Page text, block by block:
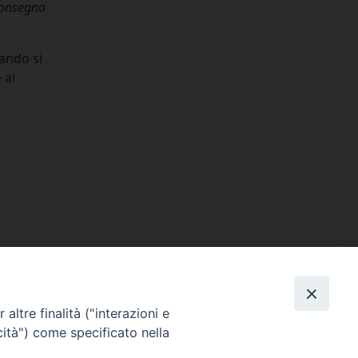
si
al
altre finalità ("interazioni e
come specificato nella